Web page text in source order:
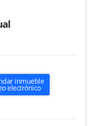
inmueble
electrónico